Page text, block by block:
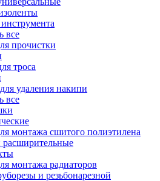
все
прочистки
троса
удаления накипи
все
монтажа сшитого полиэтилена
расширительные
монтажа радиаторов
и резьбонарезной